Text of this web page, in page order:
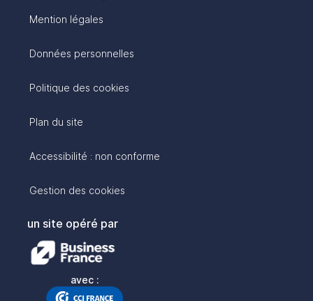
Mention légales
Données personnelles
Politique des cookies
Plan du site
Accessibilité : non conforme
Gestion des cookies
un site opéré par
avec :